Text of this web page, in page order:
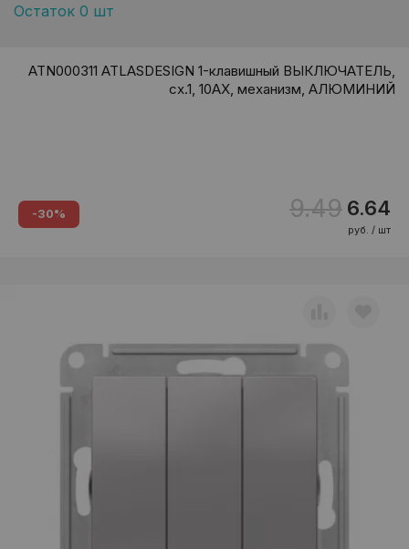
Остаток 0 шт
ATN000311 ATLASDESIGN 1-клавишный ВЫКЛЮЧАТЕЛЬ,
сх.1, 10АХ, механизм, АЛЮМИНИЙ
-30% 9.49 6.64
руб. / шт